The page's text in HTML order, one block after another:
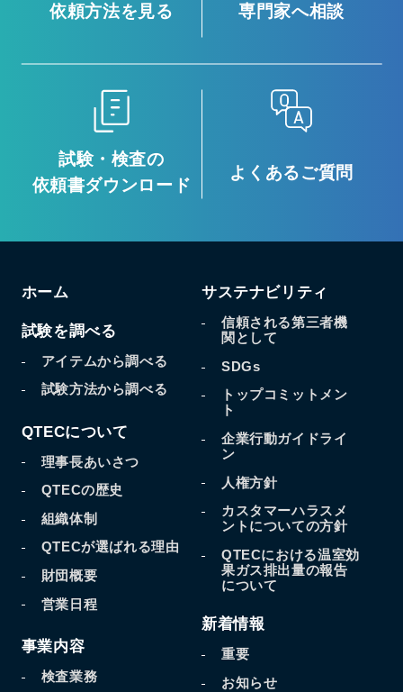
依頼方法を見る 専門家へ相談
試験・検査の
依頼書ダウンロード
よくあるご質問
ホーム
試験を調べる
アイテムから調べる
試験方法から調べる
QTECについて
理事長あいさつ
QTECの歴史
組織体制
QTECが選ばれる理由
財団概要
営業日程
事業内容
検査業務
サステナビリティ
信頼される第三者機
関として
SDGs
トップコミットメン
ト
企業行動ガイドライ
ン
人権方針
カスタマーハラスメ
ントについての方針
QTECにおける温室効
果ガス排出量の報告
について
新着情報
重要
お知らせ